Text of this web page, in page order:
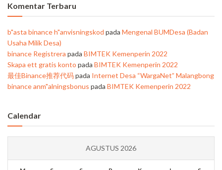
Komentar Terbaru
b"asta binance h"anvisningskod pada Mengenal BUMDesa (Badan
Usaha Milik Desa)
binance Registrera pada BIMTEK Kemenperin 2022
Skapa ett gratis konto pada BIMTEK Kemenperin 2022
最佳Binance推荐代码pada Internet Desa “WargaNet” Malangbong
binance anm"alningsbonus pada BIMTEK Kemenperin 2022
Calendar
AGUSTUS 2026